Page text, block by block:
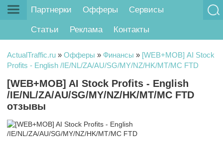
Партнерки Офферы Сервисы
Статьи Реклама Контакты
ActualTraffic.ru » Офферы » Финансы » [WEB+MOB] AI Stock
Profits - English /IE/NL/ZA/AU/SG/MY/NZ/HK/MT/MC FTD
[WEB+MOB] AI Stock Profits - English
/IE/NL/ZA/AU/SG/MY/NZ/HK/MT/MC FTD
отзывы